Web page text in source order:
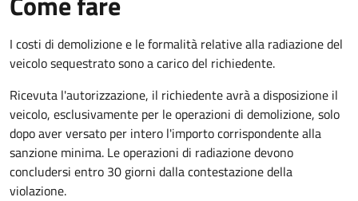
I costi di demolizione e le formalità relative alla radiazione del
veicolo sequestrato sono a carico del richiedente.
Ricevuta l'autorizzazione, il richiedente avrà a disposizione il
veicolo, esclusivamente per le operazioni di demolizione, solo
dopo aver versato per intero l'importo corrispondente alla
sanzione minima. Le operazioni di radiazione devono
concludersi entro 30 giorni dalla contestazione della
violazione.